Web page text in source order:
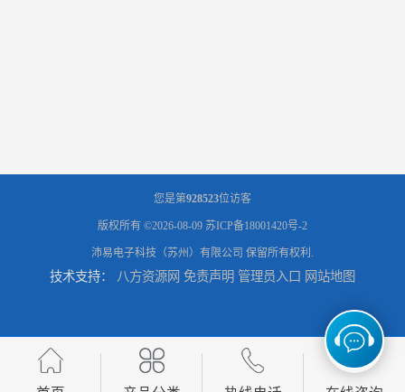
您是第928523位访客
版权所有 ©2026-08-09 苏ICP备18001420号-2
沛易电子科技（苏州）有限公司 保留所有权利.
技术支持： 八方资源网 免责声明 管理员入口 网站地图